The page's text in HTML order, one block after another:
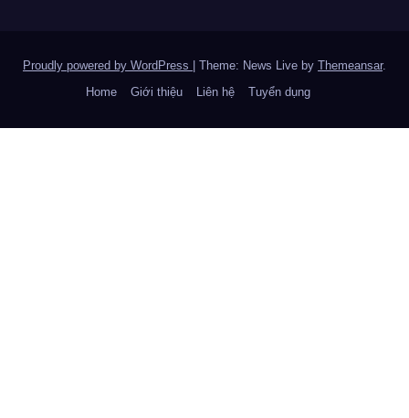
Proudly powered by WordPress Theme: News Live by Themeansar.
Home
Giới thiệu Liên hệ Tuyển dụng